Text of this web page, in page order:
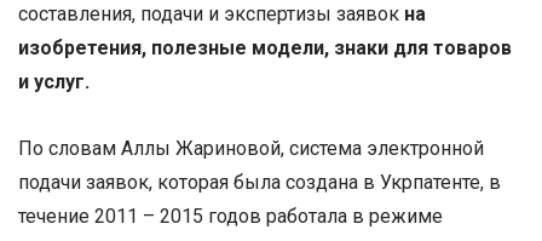
составления, подачи и экспертизы заявок на
изобретения, полезные модели, знаки для товаров
и услуг.
По словам Аллы Жариновой, система электронной
подачи заявок, которая была создана в Укрпатенте, в
течение 2011 – 2015 годов работала в режиме